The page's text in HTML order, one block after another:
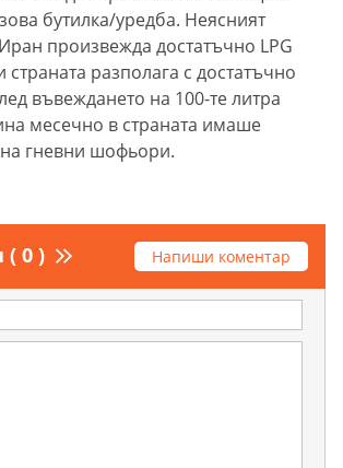
бутилка/уредба. Неясният
произвежда достатъчно LPG
страната разполага с достатъчно
въвеждането на 100-те литра
месечно в страната имаше
гневни шофьори.
( 0 ) Напиши коментар